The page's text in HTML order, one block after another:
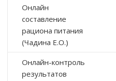
Онлайн
составление
рациона питания
(Чадина Е.О.)
Онлайн-контроль
результатов